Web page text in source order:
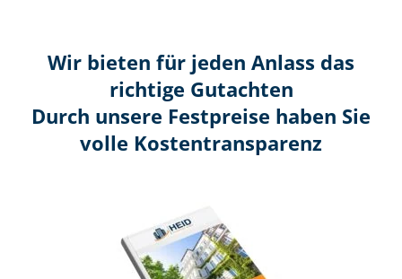
Wir bieten für jeden Anlass das
richtige Gutachten
Durch unsere Festpreise haben Sie
volle Kosten­transparenz